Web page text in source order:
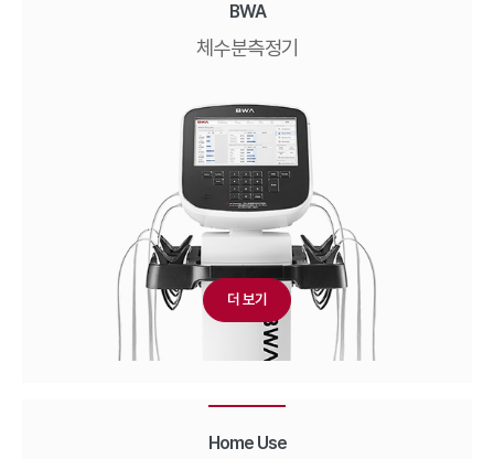
BWA
체수분측정기
더 보기
Home Use